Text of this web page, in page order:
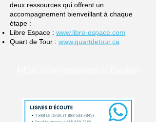
deux ressources qui offrent un
accompagnement bienveillant à chaque
étape :
Libre Espace : www.libre-espace.com
Quart de Tour : www.quartdetour.ca